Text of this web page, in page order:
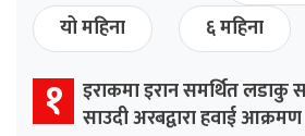
यो महिना
६ महिना
१ इराकमा इरान समर्थित लडाकु
साउदी अरबद्वारा हवाई आक्रमण